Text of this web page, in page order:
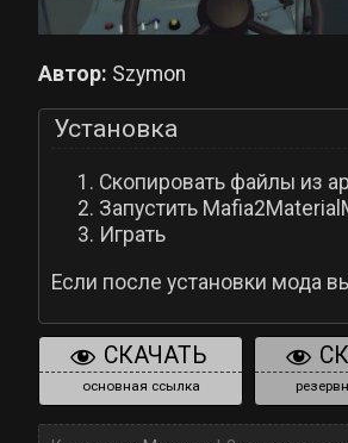
Автор: Szymon
Установка
Скопировать файлы из
Запустить
Играть
Если после установки мода
СКАЧАТЬ
основная ссылка